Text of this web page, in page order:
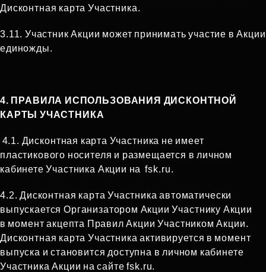
Дисконтная карта Участника.
3.11. Участник Акции может принимать участие в Акции
единожды.
4. ПРАВИЛА ИСПОЛЬЗОВАНИЯ ДИСКОНТНОЙ
КАРТЫ УЧАСТНИКА
4.1. Дисконтная карта Участника не имеет
пластикового носителя и размещается в личном
кабинете Участника Акции на fsk.ru.
4.2. Дисконтная карта Участника автоматически
выпускается Организатором Акции Участнику Акции
в момент акцепта Правил Акции Участником Акции.
Дисконтная карта Участника активируется в момент
выпуска и становится доступна в личном кабинете
Участника Акции на сайте fsk.ru.